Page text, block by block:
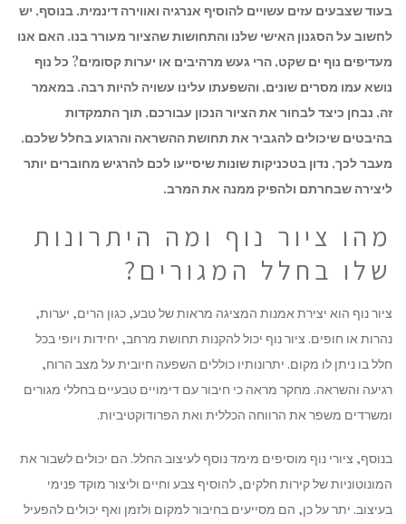
בעוד שצבעים עזים עשויים להוסיף אנרגיה ואווירה דינמית. בנוסף, יש
לחשוב על הסגנון האישי שלנו והתחושות שהציור מעורר בנו. האם אנו
מעדיפים נוף ים שקט, הרי געש מרהיבים או יערות קסומים? כל נוף
נושא עמו מסרים שונים, והשפעתו עלינו עשויה להיות רבה. במאמר
זה, נבחן כיצד לבחור את הציור הנכון עבורכם, תוך התמקדות
בהיבטים שיכולים להגביר את תחושת ההשראה והרגוע בחלל שלכם.
מעבר לכך, נדון בטכניקות שונות שיסייעו לכם להרגיש מחוברים יותר
ליצירה שבחרתם ולהפיק ממנה את המרב.
מהו ציור נוף ומה היתרונות
שלו בחלל המגורים?
ציור נוף הוא יצירת אמנות המציגה מראות של טבע, כגון הרים, יערות,
נהרות או חופים. ציור נוף יכול להקנות תחושת מרחב, יחידות ויופי בכל
חלל בו ניתן לו מקום. יתרונותיו כוללים השפעה חיובית על מצב הרוח,
רגיעה והשראה. מחקר מראה כי חיבור עם דימויים טבעיים בחללי מגורים
ומשרדים משפר את הרווחה הכללית ואת הפרודוקטיביות.
בנוסף, ציורי נוף מוסיפים מימד נוסף לעיצוב החלל. הם יכולים לשבור את
המונוטוניות של קירות חלקים, להוסיף צבע וחיים וליצור מוקד פנימי
בעיצוב. יתר על כן, הם מסייעים בחיבור למקום ולזמן ואף יכולים להפעיל